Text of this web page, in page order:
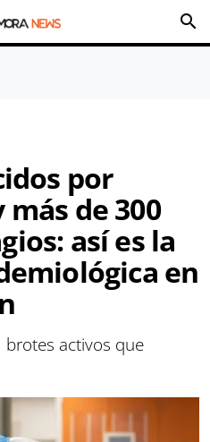
search
por
de 300
así es la
en
activos que